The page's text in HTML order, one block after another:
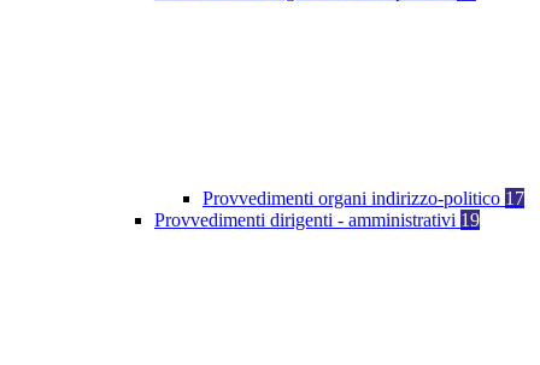
Provvedimenti organi indirizzo-politico 17
Provvedimenti dirigenti - amministrativi 19